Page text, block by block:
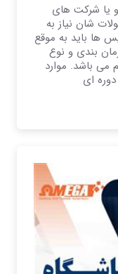
و یا شرکت های
شان نیاز به
ها باید به موقع
بندی و نوع
می باشد. موارد
ای